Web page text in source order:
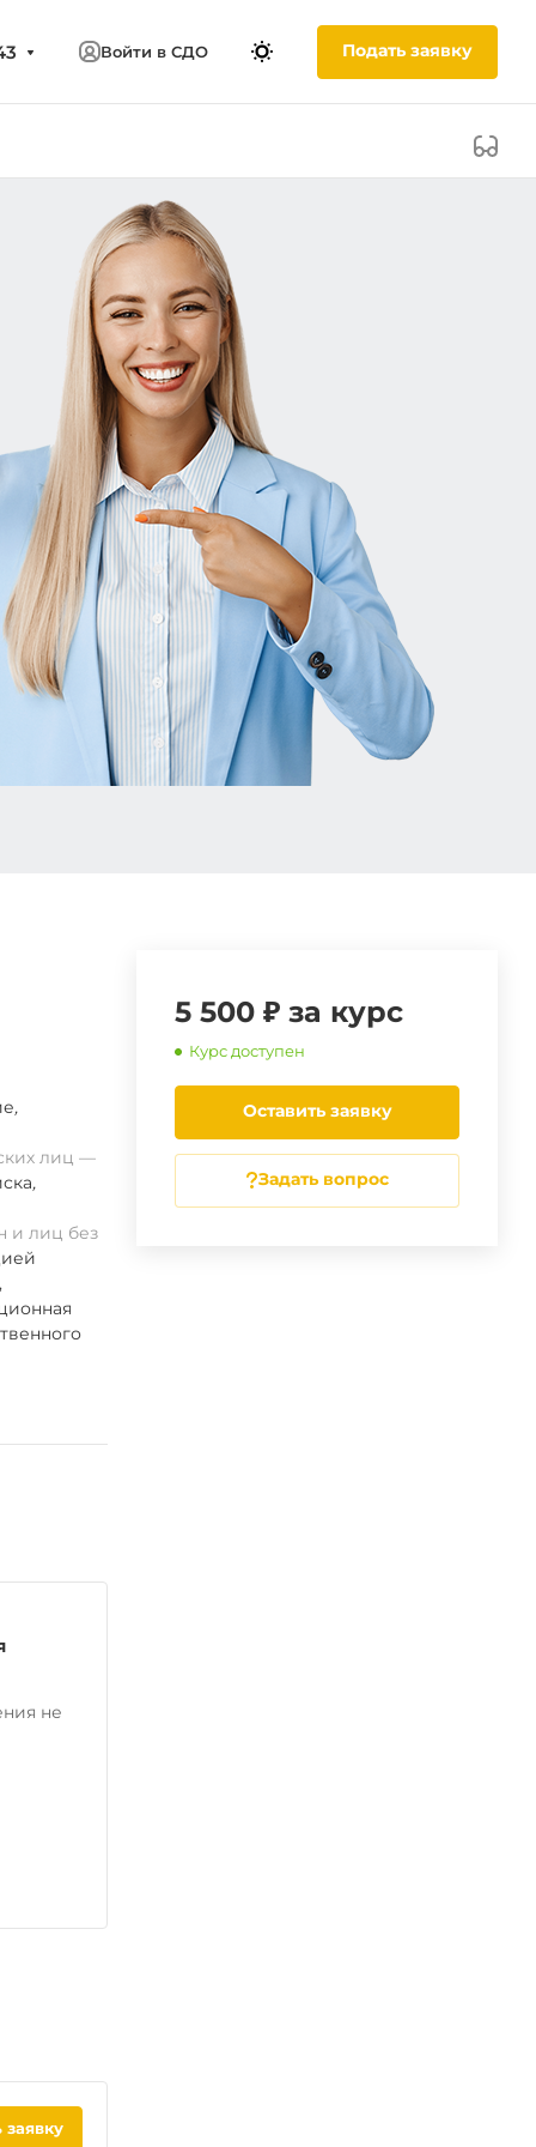
Войти в СДО Подать заявку
5 500 ₽ за курс
Курс доступен
Оставить заявку
Задать вопрос
,
лиц
,
и лиц без
не
заявку